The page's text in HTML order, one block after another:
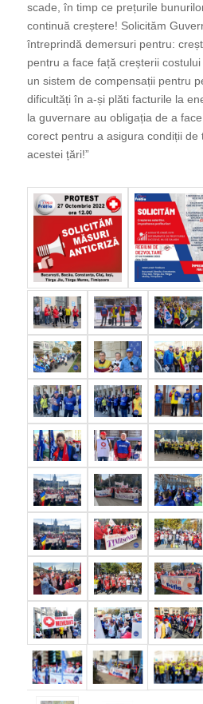
scade, în timp ce prețurile
continuă creștere! Solicităm
întreprindă demersuri pentru:
pentru a face față creșterii
un sistem de compensații pentru
dificultăți în a-și plăti facturile la
la guvernare au obligația de a
corect pentru a asigura condiții de
acestei țări!”